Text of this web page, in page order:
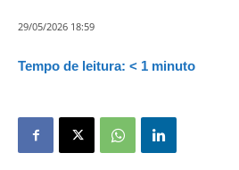
29/05/2026 18:59
Tempo de leitura: < 1 minuto